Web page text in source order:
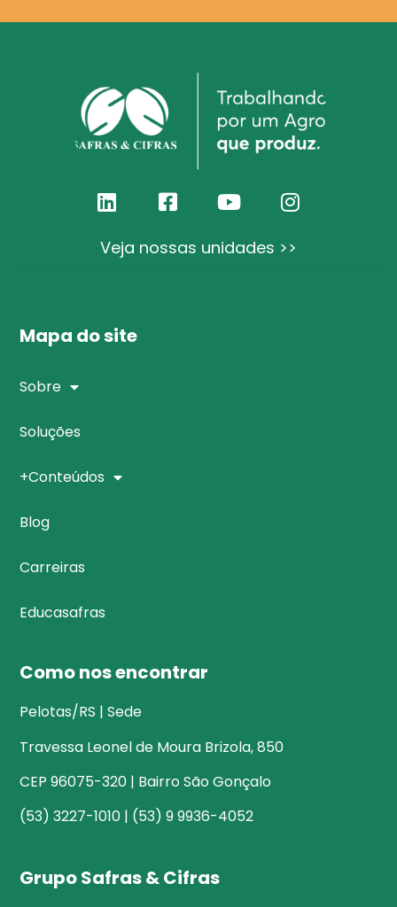
Veja nossas unidades >>
Mapa do site
Sobre
Soluções
+Conteúdos
Blog
Carreiras
Educasafras
Como nos encontrar
Pelotas/RS | Sede
Travessa Leonel de Moura Brizola, 850
CEP 96075-320 | Bairro São Gonçalo
(53) 3227-1010 | (53) 9 9936-4052
Grupo Safras & Cifras